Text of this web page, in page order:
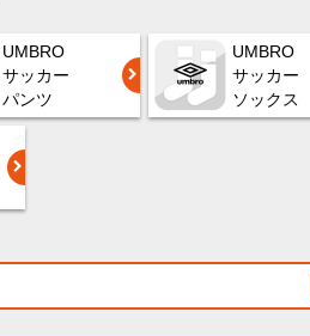
UMBRO
サッカー
パンツ
UMBRO
サッカー
ソックス